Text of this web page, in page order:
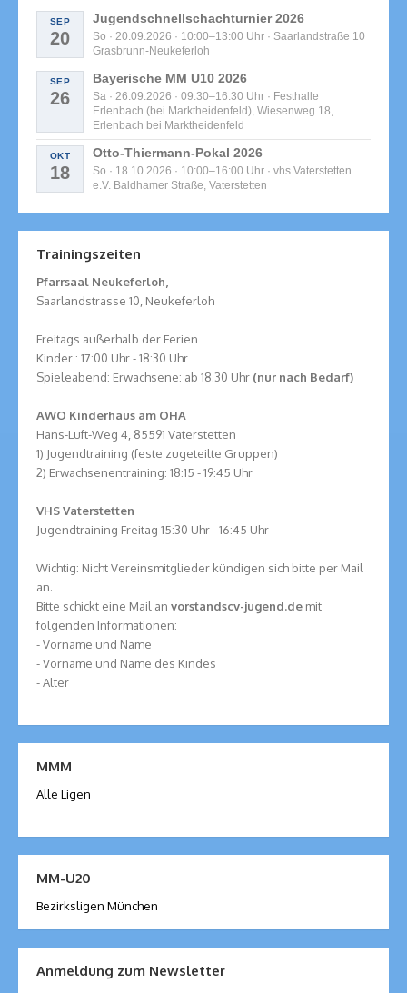
SEP
20
Jugendschnellschachturnier 2026
So · 20.09.2026 · 10:00–13:00 Uhr · Saarlandstraße 10
Grasbrunn-Neukeferloh
SEP
26
Bayerische MM U10 2026
Sa · 26.09.2026 · 09:30–16:30 Uhr · Festhalle
Erlenbach (bei Marktheidenfeld), Wiesenweg 18,
Erlenbach bei Marktheidenfeld
OKT
18
Otto-Thiermann-Pokal 2026
So · 18.10.2026 · 10:00–16:00 Uhr · vhs Vaterstetten
e.V. Baldhamer Straße, Vaterstetten
Trainingszeiten
Pfarrsaal Neukeferloh,
Saarlandstrasse 10, Neukeferloh
Freitags außerhalb der Ferien
Kinder : 17:00 Uhr - 18:30 Uhr
Spieleabend: Erwachsene: ab 18.30 Uhr (nur nach Bedarf)
AWO Kinderhaus am OHA
Hans-Luft-Weg 4, 85591 Vaterstetten
1) Jugendtraining (feste zugeteilte Gruppen)
2) Erwachsenentraining: 18:15 - 19:45 Uhr
VHS Vaterstetten
Jugendtraining Freitag 15:30 Uhr - 16:45 Uhr
Wichtig: Nicht Vereinsmitglieder kündigen sich bitte per Mail
an.
Bitte schickt eine Mail an vorstandscv-jugend.de mit
folgenden Informationen:
- Vorname und Name
- Vorname und Name des Kindes
- Alter
MMM
Alle Ligen
MM-U20
Bezirksligen München
Anmeldung zum Newsletter